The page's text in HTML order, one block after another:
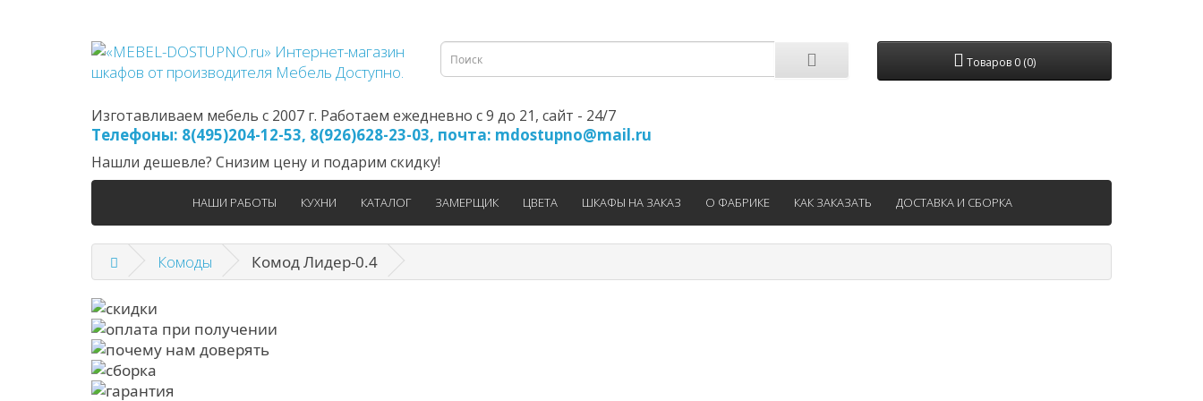
Товаров 0 (0)
Изготавливаем мебель с 2007 г. Работаем ежедневно с 9 до 21, cайт - 24/7
Телефоны: 8(495)204-12-53, 8(926)628-23-03, почта: mdostupno@mail.ru
Нашли дешевле? Снизим цену и подарим скидку!
НАШИ РАБОТЫ КУХНИ КАТАЛОГ ЗАМЕРЩИК ЦВЕТА ШКАФЫ НА ЗАКАЗ О ФАБРИКЕ КАК ЗАКАЗАТЬ ДОСТАВКА И СБОРКА
Комоды Комод Лидер-0.4